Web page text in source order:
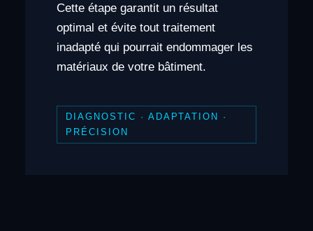
Cette étape garantit un résultat
optimal et évite tout traitement
inadapté qui pourrait endommager les
matériaux de votre bâtiment.
DIAGNOSTIC · ADAPTATION ·
PRÉCISION